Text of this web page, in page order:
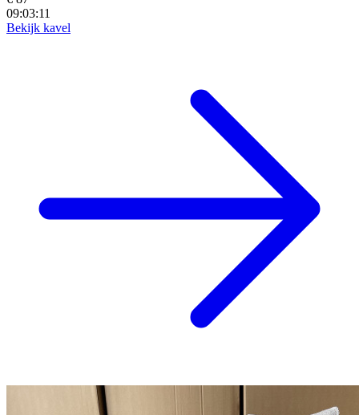
09:03:10
Bekijk kavel